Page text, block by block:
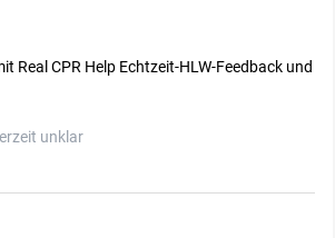
Real CPR Help Echtzeit-HLW-Feedback und
unklar